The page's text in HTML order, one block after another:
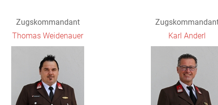
Zugskommandant
Thomas Weidenauer
Karl Anderl